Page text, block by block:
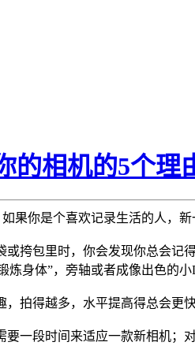
的相机的5个理
果你是个喜欢记录生活的人，
挎包里时，你会发现你总会记
炼身体”，旁轴或者成像出色的
拍得越多，水平提高得总会更快
一段时间来适应一款新相机；